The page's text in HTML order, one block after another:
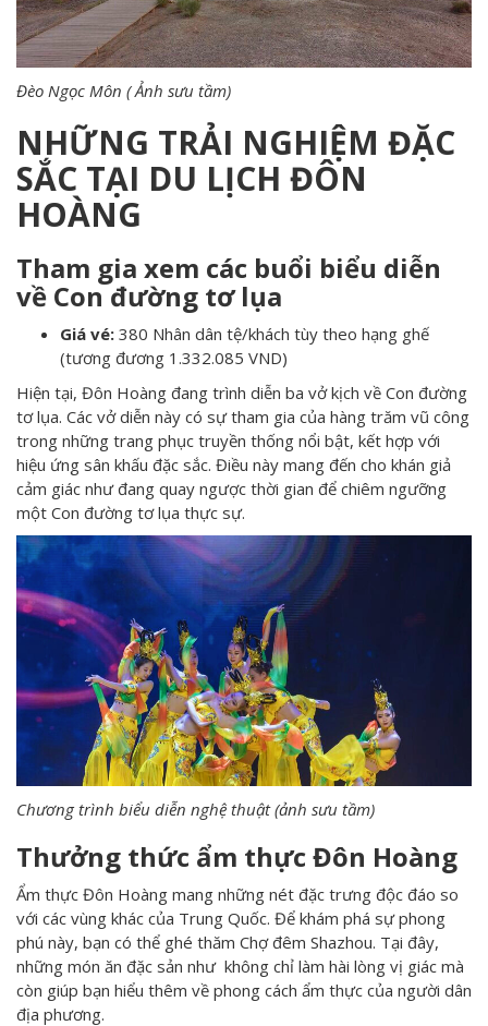
Đèo Ngọc Môn ( Ảnh sưu tầm)
NHỮNG TRẢI NGHIỆM ĐẶC
SẮC TẠI DU LỊCH ĐÔN
HOÀNG
Tham gia xem các buổi biểu diễn
về Con đường tơ lụa
Giá vé: 380 Nhân dân tệ/khách tùy theo hạng ghế
(tương đương 1.332.085 VND)
Hiện tại, Đôn Hoàng đang trình diễn ba vở kịch về Con đường
tơ lụa. Các vở diễn này có sự tham gia của hàng trăm vũ công
trong những trang phục truyền thống nổi bật, kết hợp với
hiệu ứng sân khấu đặc sắc. Điều này mang đến cho khán giả
cảm giác như đang quay ngược thời gian để chiêm ngưỡng
một Con đường tơ lụa thực sự.
Chương trình biểu diễn nghệ thuật (ảnh sưu tầm)
Thưởng thức ẩm thực Đôn Hoàng
Ẩm thực Đôn Hoàng mang những nét đặc trưng độc đáo so
với các vùng khác của Trung Quốc. Để khám phá sự phong
phú này, bạn có thể ghé thăm Chợ đêm Shazhou. Tại đây,
những món ăn đặc sản như không chỉ làm hài lòng vị giác mà
còn giúp bạn hiểu thêm về phong cách ẩm thực của người dân
địa phương.